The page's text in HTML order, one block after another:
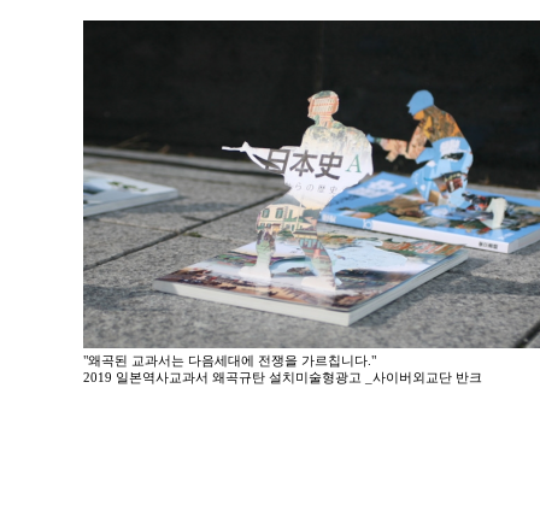
"왜곡된 교과서는 다음세대에 전쟁을 가르칩니다."
2019 일본역사교과서 왜곡규탄 설치미술형광고 _사이버외교단 반크